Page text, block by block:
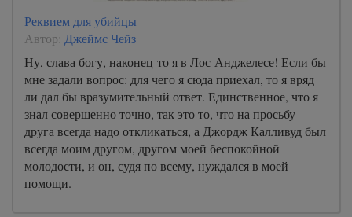
Реквием для убийцы
Автор: Джеймс Чейз
Ну, слава богу, наконец-то я в Лос-Анджелесе! Если бы
мне задали вопрос: для чего я сюда приехал, то я вряд
ли дал бы вразумительный ответ. Единственное, что я
знал совершенно точно, так это то, что на просьбу
друга всегда надо откликаться, а Джордж Калливуд был
всегда моим другом, другом моей беспокойной
молодости, и он, судя по всему, нуждался в моей
помощи.